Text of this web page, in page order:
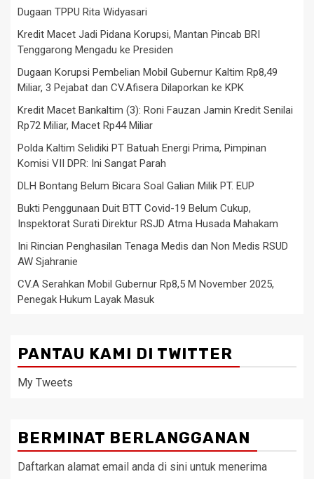
Dugaan TPPU Rita Widyasari
Kredit Macet Jadi Pidana Korupsi, Mantan Pincab BRI
Tenggarong Mengadu ke Presiden
Dugaan Korupsi Pembelian Mobil Gubernur Kaltim Rp8,49
Miliar, 3 Pejabat dan CV.Afisera Dilaporkan ke KPK
Kredit Macet Bankaltim (3): Roni Fauzan Jamin Kredit Senilai
Rp72 Miliar, Macet Rp44 Miliar
Polda Kaltim Selidiki PT Batuah Energi Prima, Pimpinan
Komisi VII DPR: Ini Sangat Parah
DLH Bontang Belum Bicara Soal Galian Milik PT. EUP
Bukti Penggunaan Duit BTT Covid-19 Belum Cukup,
Inspektorat Surati Direktur RSJD Atma Husada Mahakam
Ini Rincian Penghasilan Tenaga Medis dan Non Medis RSUD
AW Sjahranie
CV.A Serahkan Mobil Gubernur Rp8,5 M November 2025,
Penegak Hukum Layak Masuk
PANTAU KAMI DI TWITTER
My Tweets
BERMINAT BERLANGGANAN
Daftarkan alamat email anda di sini untuk menerima